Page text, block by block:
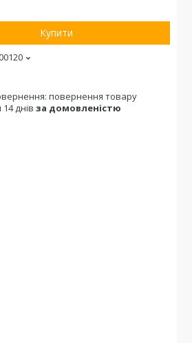
Купити
повернення товару
днів за домовленістю